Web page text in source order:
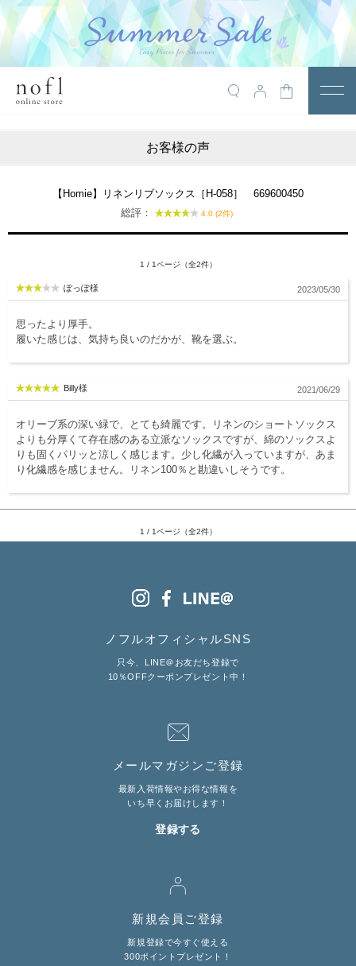
￥10,800税込以上で送料無料
アウター
ワンピース
レギンス・インナー
全てのアイテム
SALE ITEM
福袋
ブランド
マイページ
配送遅延情報
10%OFFクーポンプレゼント中!
brand site
お客様の声
【Homie】リネンリブソックス［H-058］ 669600450
総評：
4.0 (2件)
1 / 1ページ（全2件）
ぽっぽ様 2023/05/30
思ったより厚手。
履いた感じは、気持ち良いのだかが、靴を選ぶ。
Billy様 2021/06/29
オリーブ系の深い緑で、とても綺麗です。リネンのショートソックス
よりも分厚くて存在感のある立派なソックスですが、綿のソックスよ
りも固くパリッと涼しく感じます。少し化繊が入っていますが、あま
り化繊感を感じません。リネン100％と勘違いしそうです。
1 / 1ページ（全2件）
ノフルオフィシャルSNS
只今、LINE＠お友だち登録で
10％OFFクーポンプレゼント中！
メールマガジンご登録
最新入荷情報やお得な情報を
いち早くお届けします！
登録する
新規会員ご登録
新規登録で今すぐ使える
300ポイントプレゼント！